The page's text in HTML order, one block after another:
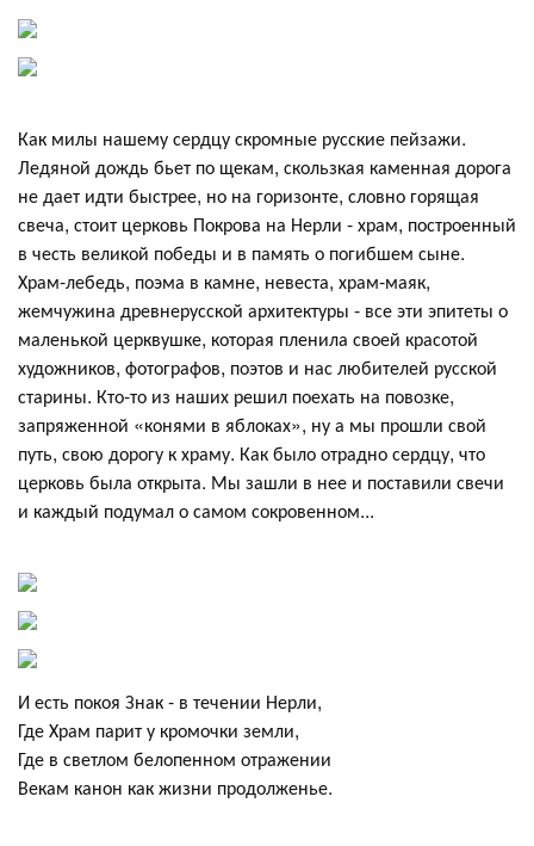
Как милы нашему сердцу скромные русские пейзажи.
Ледяной дождь бьет по щекам, скользкая каменная дорога
не дает идти быстрее, но на горизонте, словно горящая
свеча, стоит церковь Покрова на Нерли - храм, построенный
в честь великой победы и в память о погибшем сыне.
Храм-лебедь, поэма в камне, невеста, храм-маяк,
жемчужина древнерусской архитектуры - все эти эпитеты о
маленькой церквушке, которая пленила своей красотой
художников, фотографов, поэтов и нас любителей русской
старины. Кто-то из наших решил поехать на повозке,
запряженной «конями в яблоках», ну а мы прошли свой
путь, свою дорогу к храму. Как было отрадно сердцу, что
церковь была открыта. Мы зашли в нее и поставили свечи
и каждый подумал о самом сокровенном...
И есть покоя Знак - в течении Нерли,
Где Храм парит у кромочки земли,
Где в светлом белопенном отражении
Векам канон как жизни продолженье.